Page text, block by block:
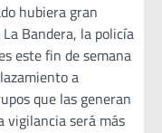
hubiera gran
Bandera, la policía
este fin de semana
a
que las generan
vigilancia será más